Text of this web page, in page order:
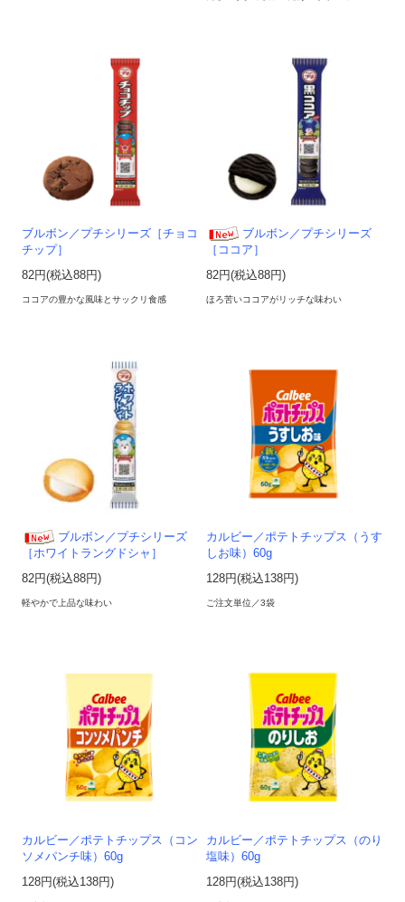
ブルボン／プチシリーズ［チョコ
チップ］
82円(税込88円)
ココアの豊かな風味とサックリ食感
ブルボン／プチシリーズ
［ココア］
82円(税込88円)
ほろ苦いココアがリッチな味わい
ブルボン／プチシリーズ
［ホワイトラングドシャ］
82円(税込88円)
軽やかで上品な味わい
カルビー／ポテトチップス（うす
しお味）60g
128円(税込138円)
ご注文単位／3袋
カルビー／ポテトチップス（コン
ソメパンチ味）60g
128円(税込138円)
カルビー／ポテトチップス（のり
塩味）60g
128円(税込138円)